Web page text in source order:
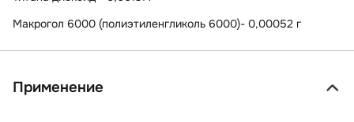
Макрогол 6000 (полиэтиленгликоль 6000)- 0,00052 г
Применение